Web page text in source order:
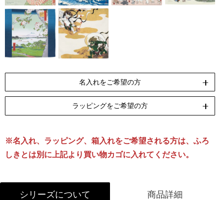
名入れをご希望の方
ラッピングをご希望の方
リボン包装
[無料]
のし包装
[無料]
箱Sサイズ
[有料]
※名入れ、ラッピング、箱入れをご希望される方は、ふろ
しきとは別に上記より買い物カゴに入れてください。
シリーズについて 商品詳細